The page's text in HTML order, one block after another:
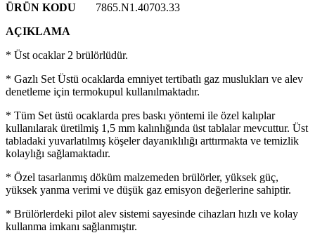
ÜRÜN KODU
7865.N1.40703.33
AÇIKLAMA
* Üst ocaklar 2 brülörlüdür.
* Gazlı Set Üstü ocaklarda emniyet tertibatlı gaz muslukları ve alev
denetleme için termokupul kullanılmaktadır.
* Tüm Set üstü ocaklarda pres baskı yöntemi ile özel kalıplar
kullanılarak üretilmiş 1,5 mm kalınlığında üst tablalar mevcuttur. Üst
tabladaki yuvarlatılmış köşeler dayanıklılığı arttırmakta ve temizlik
kolaylığı sağlamaktadır.
* Özel tasarlanmış döküm malzemeden brülörler, yüksek güç,
yüksek yanma verimi ve düşük gaz emisyon değerlerine sahiptir.
* Brülörlerdeki pilot alev sistemi sayesinde cihazları hızlı ve kolay
kullanma imkanı sağlanmıştır.